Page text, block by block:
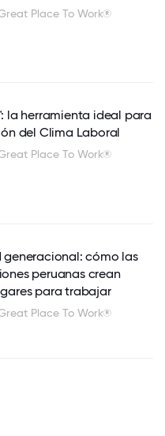
Place To Work®
la herramienta ideal para
del Clima Laboral
Place To Work®
generacional: cómo las
peruanas crean
para trabajar
Place To Work®